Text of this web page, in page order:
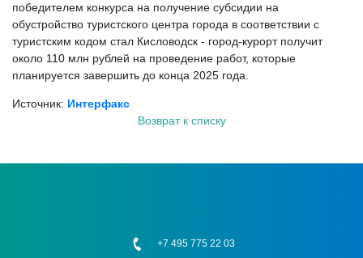
победителем конкурса на получение субсидии на
обустройство туристского центра города в соответствии с
туристским кодом стал Кисловодск - город-курорт получит
около 110 млн рублей на проведение работ, которые
планируется завершить до конца 2025 года.
Источник: Интерфакс
Возврат к списку
+7 495 775 22 03